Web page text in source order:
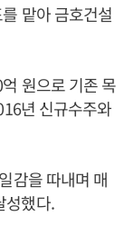
맡아 금호건설
원으로 기존 목
년 신규수주와
감을 따내며 매
성했다.